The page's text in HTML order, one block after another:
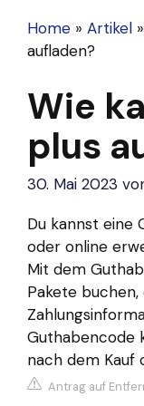
Home » Artikel »
aufladen?
Wie
plus
30. Mai 2023
Du kannst eine
oder online
Mit dem
Pakete
Guthabencode
nach dem Kauf
Antrag auf